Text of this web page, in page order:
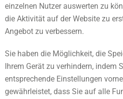
einzelnen Nutzer auswerten zu
die Aktivität auf der Website zu
Angebot zu verbessern.
Sie haben die Möglichkeit, die
Ihrem Gerät zu verhindern, indem
entsprechende Einstellungen
gewährleistet, dass Sie auf alle